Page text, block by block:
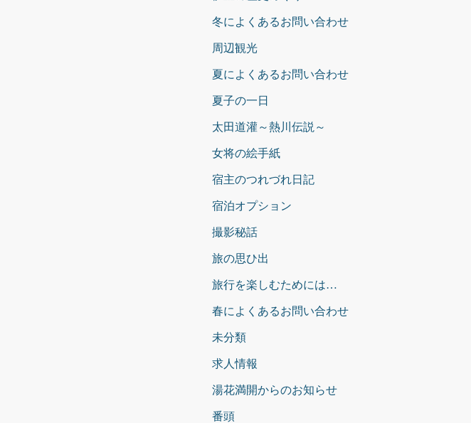
冬によくあるお問い合わせ
周辺観光
夏によくあるお問い合わせ
夏子の一日
太田道灌～熱川伝説～
女将の絵手紙
宿主のつれづれ日記
宿泊オプション
撮影秘話
旅の思ひ出
旅行を楽しむためには…
春によくあるお問い合わせ
未分類
求人情報
湯花満開からのお知らせ
番頭